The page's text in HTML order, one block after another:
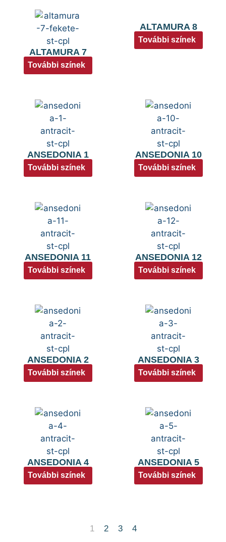
ALTAMURA 7
További színek
ALTAMURA 8
További színek
ANSEDONIA 1
További színek
ANSEDONIA 10
További színek
ANSEDONIA 11
További színek
ANSEDONIA 12
További színek
ANSEDONIA 2
További színek
ANSEDONIA 3
További színek
ANSEDONIA 4
További színek
ANSEDONIA 5
További színek
1 2 3 4